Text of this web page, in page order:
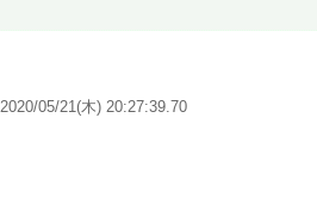
2020/05/21(木) 20:27:39.70